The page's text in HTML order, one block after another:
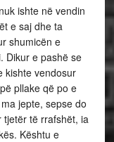
ishte në vendin
e saj dhe ta
shumicën e
Dikur e pashë se
kishte vendosur
pllake që po e
jepte, sepse do
tjetër të rrafshët, ia
Kështu e